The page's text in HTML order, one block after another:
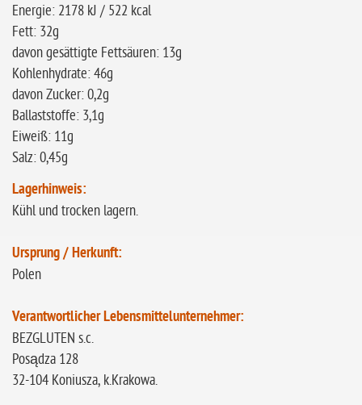
Energie: 2178 kJ / 522 kcal
Fett: 32g
davon gesättigte Fettsäuren: 13g
Kohlenhydrate: 46g
davon Zucker: 0,2g
Ballaststoffe: 3,1g
Eiweiß: 11g
Salz: 0,45g
Lagerhinweis:
Kühl und trocken lagern.
Ursprung / Herkunft:
Polen
Verantwortlicher Lebensmittelunternehmer:
BEZGLUTEN s.c.
Posądza 128
32-104 Koniusza, k.Krakowa.